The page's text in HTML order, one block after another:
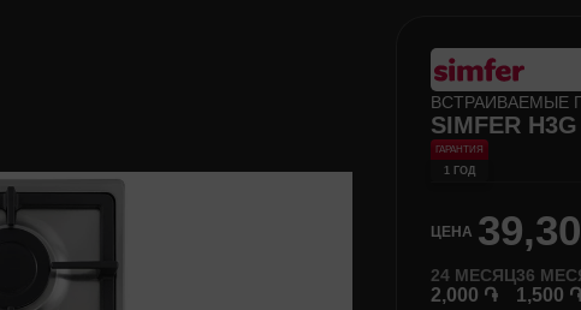
ВСТРАИВАЕМЫЕ
SIMFER
ГАРАНТИЯ
1 ГОД
ЦЕНА
24 МЕСЯЦ
2,000 ֏
36
1,500